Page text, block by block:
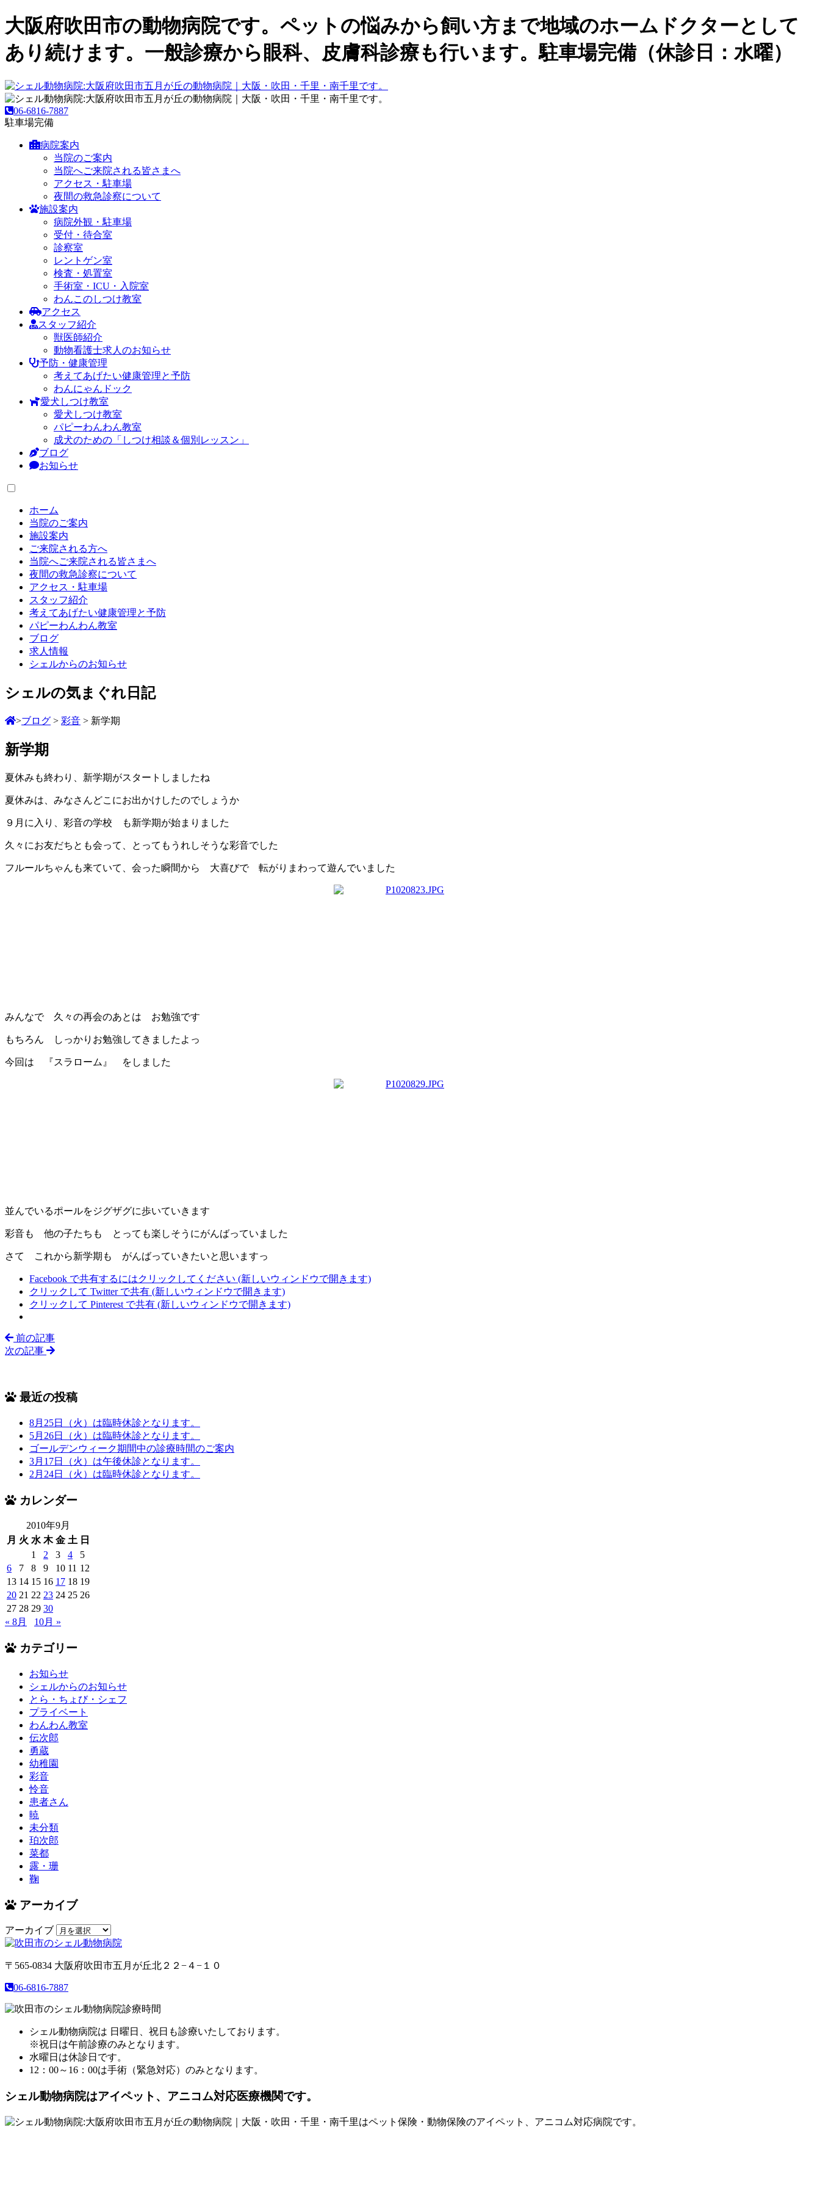
大阪府吹田市の動物病院です。ペットの悩みから飼い方まで地域のホームドクターとして
あり続けます。一般診療から眼科、皮膚科診療も行います。駐車場完備（休診日：水曜）
06-6816-7887
駐車場完備
病院案内
当院のご案内
当院へご来院される皆さまへ
アクセス・駐車場
夜間の救急診察について
施設案内
病院外観・駐車場
受付・待合室
診察室
レントゲン室
検査・処置室
手術室・ICU・入院室
わんこのしつけ教室
アクセス
スタッフ紹介
獣医師紹介
動物看護士求人のお知らせ
予防・健康管理
考えてあげたい健康管理と予防
わんにゃんドック
愛犬しつけ教室
愛犬しつけ教室
パピーわんわん教室
成犬のための「しつけ相談＆個別レッスン」
ブログ
お知らせ
ホーム
当院のご案内
施設案内
ご来院される方へ
当院へご来院される皆さまへ
夜間の救急診察について
アクセス・駐車場
スタッフ紹介
考えてあげたい健康管理と予防
パピーわんわん教室
ブログ
求人情報
シェルからのお知らせ
シェルの気まぐれ日記
>ブログ > 彩音 > 新学期
新学期
夏休みも終わり、新学期がスタートしましたね
夏休みは、みなさんどこにお出かけしたのでしょうか
９月に入り、彩音の学校 も新学期が始まりました
久々にお友だちとも会って、とってもうれしそうな彩音でした
フルールちゃんも来ていて、会った瞬間から 大喜びで 転がりまわって遊んでいました
みんなで 久々の再会のあとは お勉強です
もちろん しっかりお勉強してきましたよっ
今回は 『スラローム』 をしました
並んでいるポールをジグザグに歩いていきます
彩音も 他の子たちも とっても楽しそうにがんばっていました
さて これから新学期も がんばっていきたいと思いますっ
Facebook で共有するにはクリックしてください (新しいウィンドウで開きます)
クリックして Twitter で共有 (新しいウィンドウで開きます)
クリックして Pinterest で共有 (新しいウィンドウで開きます)
前の記事
次の記事
最近の投稿
8月25日（火）は臨時休診となります。
5月26日（火）は臨時休診となります。
ゴールデンウィーク期間中の診療時間のご案内
3月17日（火）は午後休診となります。
2月24日（火）は臨時休診となります。
カレンダー
2010年9月
月 火 水 木 金 土 日
1
2 3 4
5
6
7 8 9 10 11 12
13 14 15 16 17 18 19
20 21 22 23 24 25 26
27 28 29 30
« 8月
10月 »
カテゴリー
お知らせ
シェルからのお知らせ
とら・ちょび・シェフ
プライベート
わんわん教室
伝次郎
勇蔵
幼稚園
彩音
怜音
患者さん
暁
未分類
珀次郎
菜都
露・珊
鞠
アーカイブ
アーカイブ
〒565-0834 大阪府吹田市五月が丘北２２−４−１０
06-6816-7887
シェル動物病院は 日曜日、祝日も診療いたしております。
※祝日は午前診療のみとなります。
水曜日は休診日です。
12：00～16：00は手術（緊急対応）のみとなります。
シェル動物病院はアイペット、アニコム対応医療機関です。